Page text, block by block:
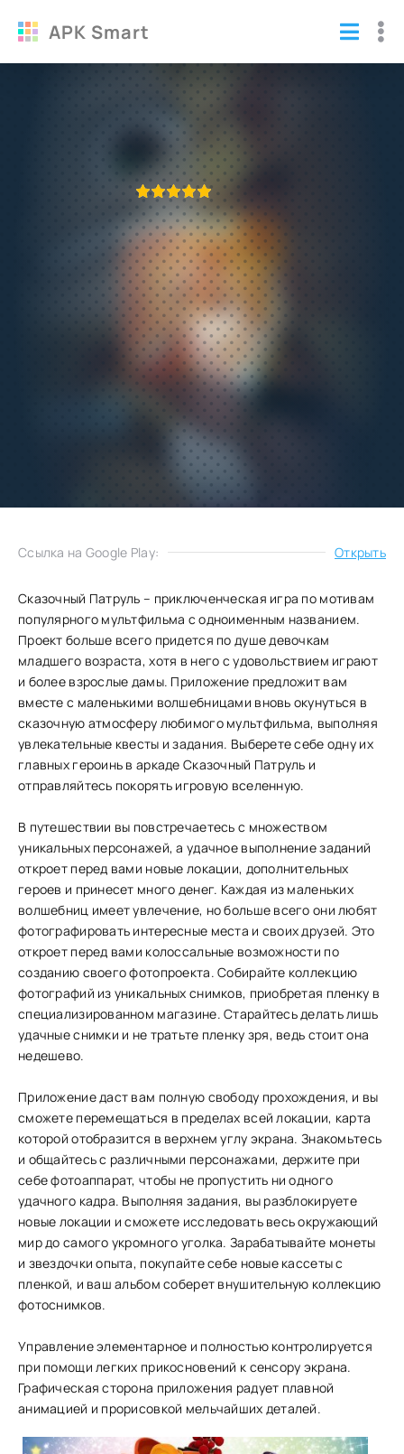
APK Smart
Сказочный Патруль взломанный
ПРИЛОЖЕНИЕ ПРОВЕРЕНО
Запросить обновление
Ссылка на Google Play: Открыть
Сказочный Патруль – приключенческая игра по мотивам
популярного мультфильма с одноименным названием.
Проект больше всего придется по душе девочкам
младшего возраста, хотя в него с удовольствием играют
и более взрослые дамы. Приложение предложит вам
вместе с маленькими волшебницами вновь окунуться в
сказочную атмосферу любимого мультфильма, выполняя
увлекательные квесты и задания. Выберете себе одну их
главных героинь в аркаде Сказочный Патруль и
отправляйтесь покорять игровую вселенную.
В путешествии вы повстречаетесь с множеством
уникальных персонажей, а удачное выполнение заданий
откроет перед вами новые локации, дополнительных
героев и принесет много денег. Каждая из маленьких
волшебниц имеет увлечение, но больше всего они любят
фотографировать интересные места и своих друзей. Это
откроет перед вами колоссальные возможности по
созданию своего фотопроекта. Собирайте коллекцию
фотографий из уникальных снимков, приобретая пленку в
специализированном магазине. Старайтесь делать лишь
удачные снимки и не тратьте пленку зря, ведь стоит она
недешево.
Приложение даст вам полную свободу прохождения, и вы
сможете перемещаться в пределах всей локации, карта
которой отобразится в верхнем углу экрана. Знакомьтесь
и общайтесь с различными персонажами, держите при
себе фотоаппарат, чтобы не пропустить ни одного
удачного кадра. Выполняя задания, вы разблокируете
новые локации и сможете исследовать весь окружающий
мир до самого укромного уголка. Зарабатывайте монеты
и звездочки опыта, покупайте себе новые кассеты с
пленкой, и ваш альбом соберет внушительную коллекцию
фотоснимков.
Управление элементарное и полностью контролируется
при помощи легких прикосновений к сенсору экрана.
Графическая сторона приложения радует плавной
анимацией и прорисовкой мельчайших деталей.